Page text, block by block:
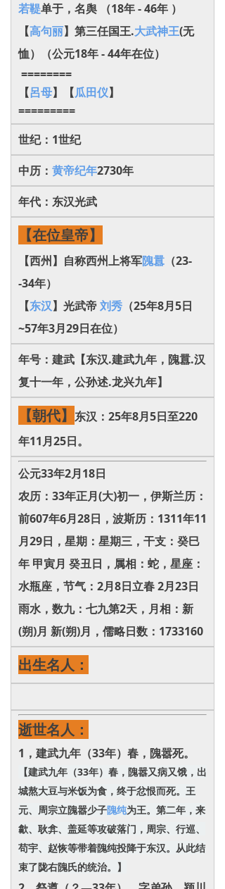
若鞮单于，名舆 （18年 - 46年 ）
【高句丽】第三任国王.大武神王(无
恤）（公元18年 - 44年在位）
========
【呂母】【瓜田仪】
=========
世纪：1世纪
中历： 黄帝纪年2730年
年代： 东汉光武
【在位皇帝】
【西州】自称西州上将军隗囂 （23-
-34年）
【东汉】光武帝 刘秀 （25年8月5日
~57年3月29日在位）
年号：建武【东汉.建武九年，隗囂.汉
复十一年，公孙述.龙兴九年】
【朝代】
东汉：25年8月5日至220
年11月25日。
公元33年2月18日
农历：33年正月(大)初一，伊斯兰历：
前607年6月28日，波斯历：1311年11
月29日，星期：星期三，干支：癸巳
年 甲寅月 癸丑日，属相：蛇，星座：
水瓶座，节气：2月8日立春 2月23日
雨水，数九：七九第2天，月相：新
(朔)月 新(朔)月，儒略日数：1733160
出生名人：
逝世名人：
1，建武九年（33年）春，隗嚣死。
【建武九年（33年）春，隗嚣又病又饿，出
城熬大豆与米饭为食，终于忿恨而死。王
元、周宗立隗嚣少子隗纯为王。第二年，来
歙、耿弇、盖延等攻破落门，周宗、行巡、
苟宇、赵恢等带着隗纯投降于东汉。从此结
束了陇右隗氏的统治。】